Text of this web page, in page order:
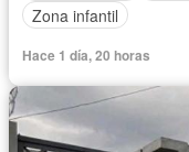
Zona infantil
Hace 1 día, 20 horas